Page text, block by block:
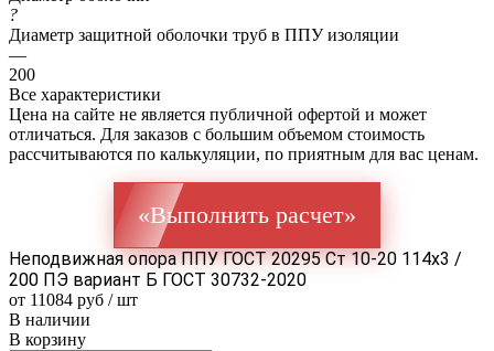
?
Диаметр защитной оболочки труб в ППУ изоляции
—
200
Все характеристики
Цена на сайте не является публичной офертой и может
отличаться. Для заказов с большим объемом стоимость
рассчитываются по калькуляции, по приятным для вас ценам.
«Выполнить расчет»
Неподвижная опора ППУ ГОСТ 20295 Ст 10-20 114x3 /
200 ПЭ вариант Б ГОСТ 30732-2020
от 11084 руб / шт
В наличии
В корзину